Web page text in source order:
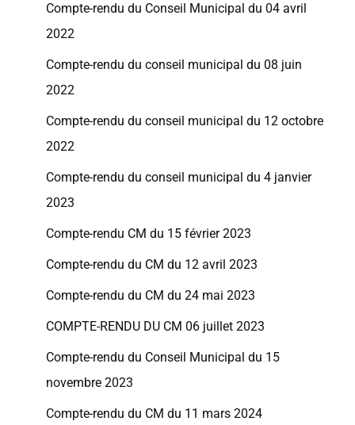
Compte-rendu du Conseil Municipal du 04 avril
2022
Compte-rendu du conseil municipal du 08 juin
2022
Compte-rendu du conseil municipal du 12 octobre
2022
Compte-rendu du conseil municipal du 4 janvier
2023
Compte-rendu CM du 15 février 2023
Compte-rendu du CM du 12 avril 2023
Compte-rendu du CM du 24 mai 2023
COMPTE-RENDU DU CM 06 juillet 2023
Compte-rendu du Conseil Municipal du 15
novembre 2023
Compte-rendu du CM du 11 mars 2024